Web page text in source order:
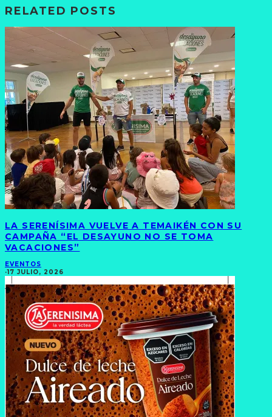
RELATED POSTS
LA SERENÍSIMA VUELVE A TEMAIKÉN CON SU
CAMPAÑA “EL DESAYUNO NO SE TOMA
VACACIONES”
EVENTOS
·17 JULIO, 2026